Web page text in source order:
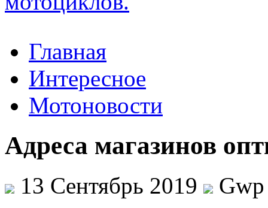
Главная
Интересное
Мотоновости
Адреса магазинов
13 Сентябрь 2019
Gwp